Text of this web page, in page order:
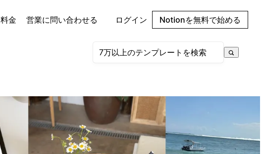
料金 営業に問い合わせる ログイン Notionを無料で始める